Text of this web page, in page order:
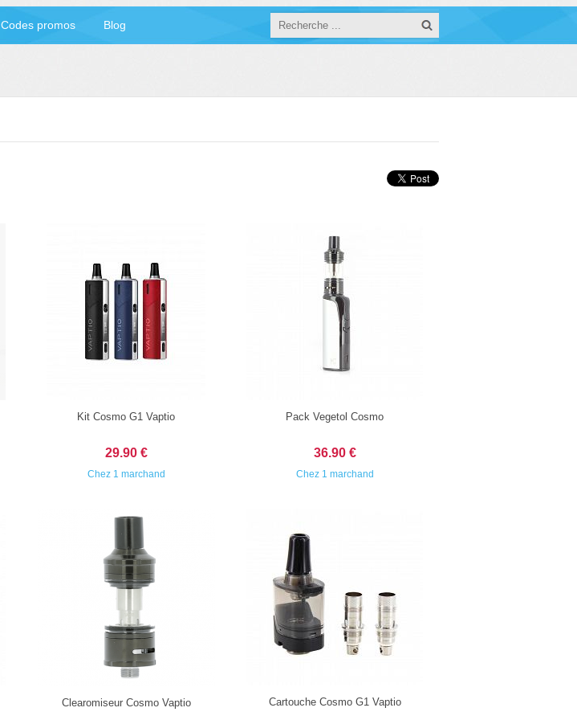
Codes promos Blog
Kit Cosmo G1 Vaptio
29.90 €
Chez 1 marchand
Pack Vegetol Cosmo
36.90 €
Chez 1 marchand
Clearomiseur Cosmo Vaptio Cartouche Cosmo G1 Vaptio